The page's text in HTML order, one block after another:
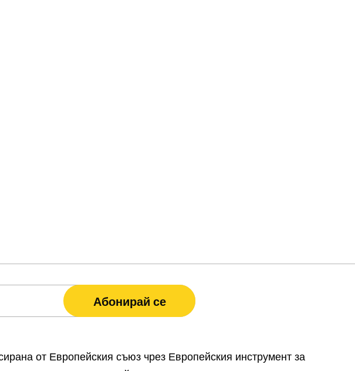
от Европейския съюз чрез Европейския инструмент за